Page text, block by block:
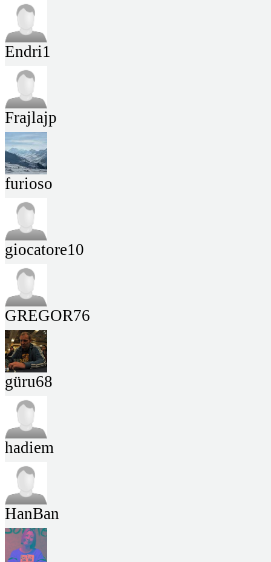
Endri1
Frajlajp
furioso
giocatore10
GREGOR76
güru68
hadiem
HanBan